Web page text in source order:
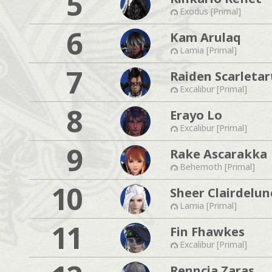
Exodus [Primal]
6 Kam Arulaq
Lamia [Primal]
7 Raiden
Excalibur [Primal]
8 Erayo Lo
Excalibur [Primal]
9 Rake Ascarakka
Behemoth [Primal]
10 Sheer
Lamia [Primal]
11 Fin Fhawkes
Excalibur [Primal]